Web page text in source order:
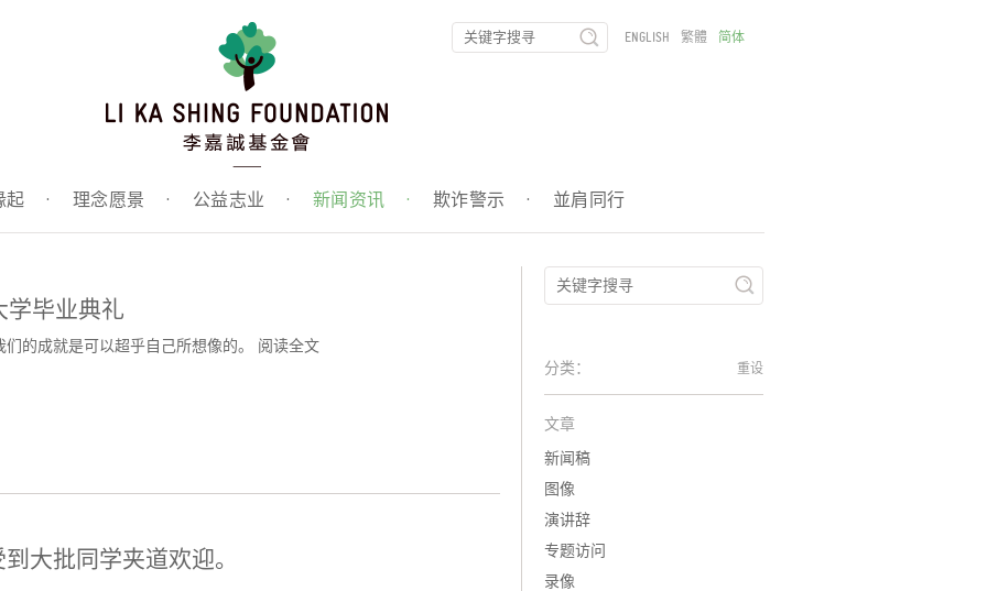
起 · 理念愿景 · 公益志业 · 新闻资讯 · 欺诈警示 · 並肩同行
ENGLISH 繁體 简体
学毕业典礼
的成就是可以超乎自己所想像的。 阅读全文
大批同学夹道欢迎。
分类： 重设
文章
新闻稿
图像
演讲辞
专题访问
录像